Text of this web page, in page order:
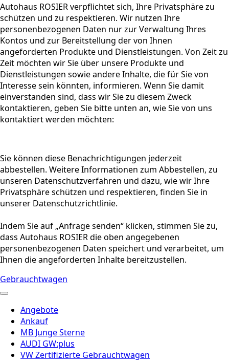
Autohaus ROSIER verpflichtet sich, Ihre Privatsphäre zu
schützen und zu respektieren. Wir nutzen Ihre
personenbezogenen Daten nur zur Verwaltung Ihres
Kontos und zur Bereitstellung der von Ihnen
angeforderten Produkte und Dienstleistungen. Von Zeit zu
Zeit möchten wir Sie über unsere Produkte und
Dienstleistungen sowie andere Inhalte, die für Sie von
Interesse sein könnten, informieren. Wenn Sie damit
einverstanden sind, dass wir Sie zu diesem Zweck
kontaktieren, geben Sie bitte unten an, wie Sie von uns
kontaktiert werden möchten:
Sie können diese Benachrichtigungen jederzeit
abbestellen. Weitere Informationen zum Abbestellen, zu
unseren Datenschutzverfahren und dazu, wie wir Ihre
Privatsphäre schützen und respektieren, finden Sie in
unserer Datenschutzrichtlinie.
Indem Sie auf „Anfrage senden“ klicken, stimmen Sie zu,
dass Autohaus ROSIER die oben angegebenen
personenbezogenen Daten speichert und verarbeitet, um
Ihnen die angeforderten Inhalte bereitzustellen.
Gebrauchtwagen
Angebote
Ankauf
MB Junge Sterne
AUDI GW:plus
VW Zertifizierte Gebrauchtwagen